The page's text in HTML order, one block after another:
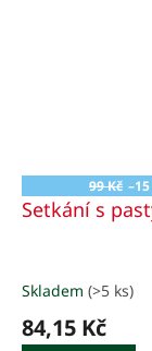
99 Kč
Setkání s
Skladem (>5 ks)
84,15 Kč